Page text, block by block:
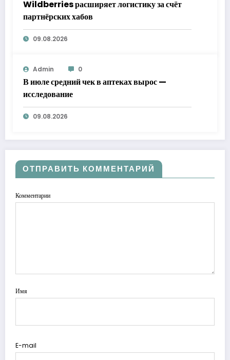
Wildberries расширяет логистику за счёт
партнёрских хабов
09.08.2026
Admin 0
В июле средний чек в аптеках вырос —
исследование
09.08.2026
ОТПРАВИТЬ КОММЕНТАРИЙ
Комментарии
Имя
E-mail